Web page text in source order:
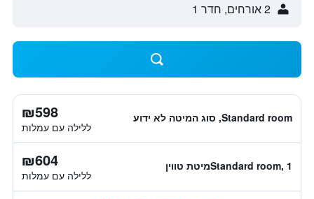
2 אורחים, חדר 1
Standard room, סוג המיטה לא ידוע ₪598
ללילה עם עמלות
Standard room, 1מיטת טווין ₪604
ללילה עם עמלות